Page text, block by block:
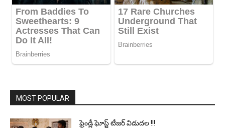
MOST POPULAR
ఫ్రెండ్లీ ఘోస్ట్ టీజర్ విడుదల !!!